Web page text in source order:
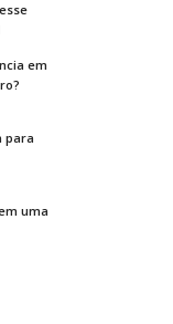
em
para
uma